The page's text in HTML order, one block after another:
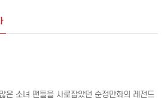
은 소녀 팬들을 사로잡았던 순정만화의 레전드